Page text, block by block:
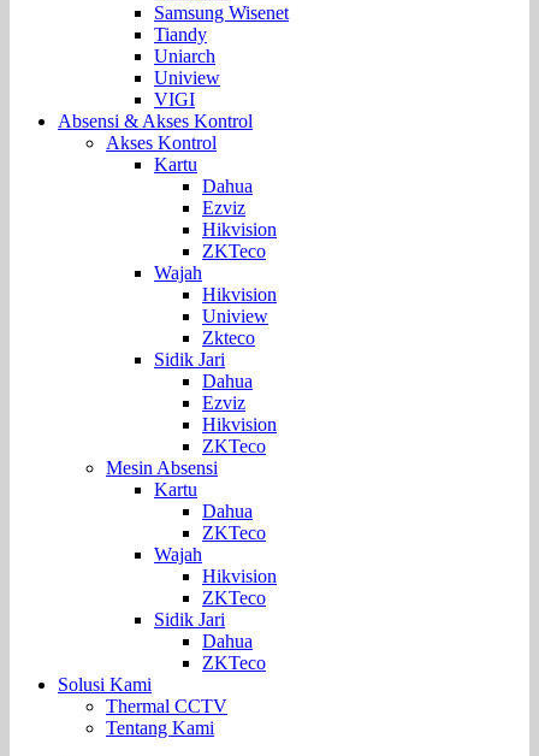
Samsung Wisenet
Tiandy
Uniarch
Uniview
VIGI
Absensi & Akses Kontrol
Akses Kontrol
Kartu
Dahua
Ezviz
Hikvision
ZKTeco
Wajah
Hikvision
Uniview
Zkteco
Sidik Jari
Dahua
Ezviz
Hikvision
ZKTeco
Mesin Absensi
Kartu
Dahua
ZKTeco
Wajah
Hikvision
ZKTeco
Sidik Jari
Dahua
ZKTeco
Solusi Kami
Thermal CCTV
Tentang Kami